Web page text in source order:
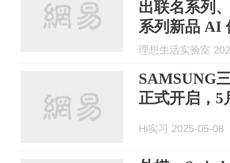
出联名系列
系列新品 AI
理想生活实验室
SAMSUNG
正式开启，
Hi实习 2025-05-08